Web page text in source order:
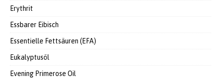
Erythrit
Essbarer Eibisch
Essentielle Fettsäuren (EFA)
Eukalyptusöl
Evening Primerose Oil